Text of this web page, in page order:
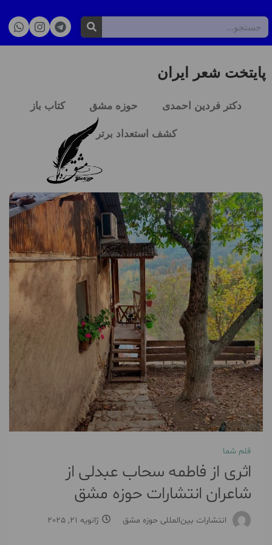
پایتخت شعر ایران
دکتر فردین احمدی حوزه مشق کتاب باز
کشف استعداد برتر
قلم شما
اثری از فاطمه سحاب عبدلی از
شاعران انتشارات حوزه مشق
انتشارات بین‌المللی حوزه مشق ژانویه 21, 2025